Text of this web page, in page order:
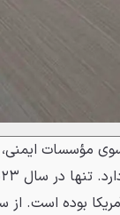
مؤسسات
بوده است.